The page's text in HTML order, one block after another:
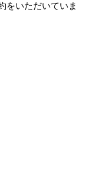
をいただいていま